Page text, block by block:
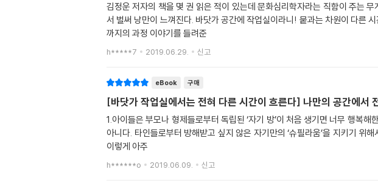
김정운 저자의 책을 몇 권 읽은 적이 있는데 문화심리학자라는 직함이 주는
서 벌써 낭만이 느껴진다. 바닷가 공간에 작업실이라니! 뭍과는 차원이 다른
까지의 과정 이야기를 들려준
h*****7 2019.06.29. 신고
eBook 구매
[바닷가 작업실에서는 전혀 다른 시간이 흐른다] 나만의 공간에서
1.아이들은 부모나 형제들로부터 독립된 ‘자기 방’이 처음 생기면 너무 행복
아니다. 타인들로부터 방해받고 싶지 않은 자기만의 ‘슈필라움’을 지키기 위
이렇게 아주
h******o 2019.06.09. 신고